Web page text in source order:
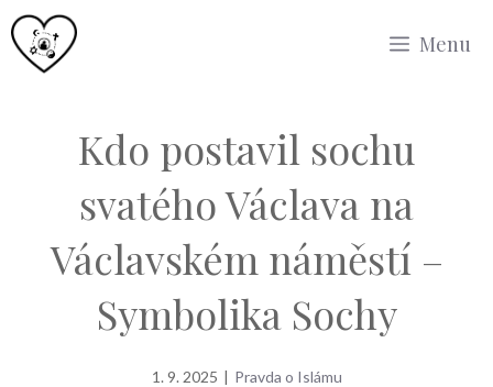
Přeskočit
na
Menu
Kdo postavil sochu
svatého Václava na
Václavském náměstí –
Symbolika Sochy
1. 9. 2025 | Pravda o Islámu